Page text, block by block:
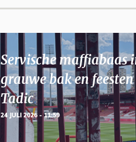
Servische maffiabaas
grauwe bak en
Tadic
24 JULI 2026 - 11:59